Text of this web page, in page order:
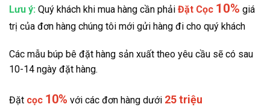
Lưu ý: Quý khách khi mua hàng cần phải Đặt Cọc 10% giá
trị của đơn hàng chúng tôi mới gửi hàng đi cho quý khách
Các mẫu búp bê đặt hàng sản xuất theo yêu cầu sẽ có sau
10-14 ngày đặt hàng.
Đặt cọc 10% với các đơn hàng dưới 25 triệu